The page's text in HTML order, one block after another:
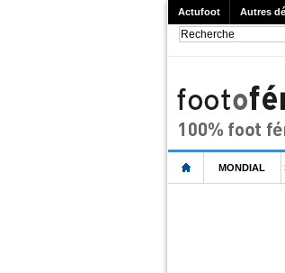
Actufoot Autres
MONDIAL